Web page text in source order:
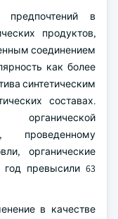
предпочтений в
продуктов,
соединением
как более
синтетическим
составах.
проведенному
органические
превысили 63
в качестве